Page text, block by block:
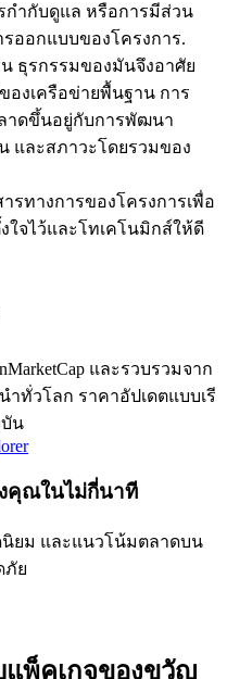
ำไรและค่าคอมมิชชั่นการคัด
กำกับดูแล หรือการมีส่วน
ออกแบบของโครงการ.
ธุรกรรมของมันจึงอาศัย
งเครือข่ายพื้นฐาน การ
าดขึ้นอยู่กับการพัฒนา
และสภาวะโดยรวมของ
รทางการของโครงการเพื่อ
ใจไว้และโทเคโนมิกส์ให้ดี
และรวบรวมจาก
ทั่วโลก ราคาอัปเดตแบบเรี
น
คุณในไม่กี่นาที
นิยม และแนวโน้มตลาดบน
ภัย
แพ็คเกจของขวัญ